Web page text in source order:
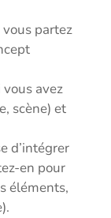
partez
avez
scène) et
d’intégrer
en pour
éléments,